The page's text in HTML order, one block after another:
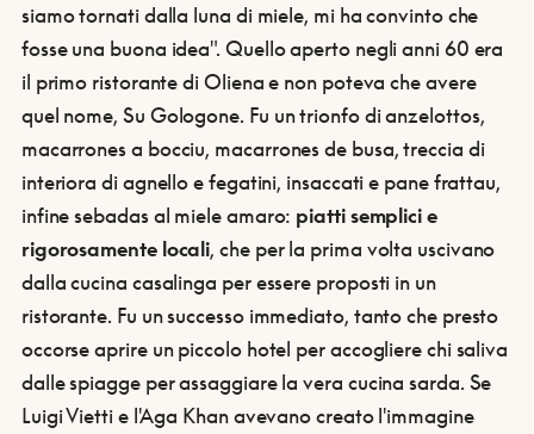
siamo tornati dalla luna di miele, mi ha convinto che
fosse una buona idea". Quello aperto negli anni 60 era
il primo ristorante di Oliena e non poteva che avere
quel nome, Su Gologone. Fu un trionfo di anzelottos,
macarrones a bocciu, macarrones de busa, treccia di
interiora di agnello e fegatini, insaccati e pane frattau,
infine sebadas al miele amaro: piatti semplici e
rigorosamente locali, che per la prima volta uscivano
dalla cucina casalinga per essere proposti in un
ristorante. Fu un successo immediato, tanto che presto
occorse aprire un piccolo hotel per accogliere chi saliva
dalle spiagge per assaggiare la vera cucina sarda. Se
Luigi Vietti e l'Aga Khan avevano creato l'immagine